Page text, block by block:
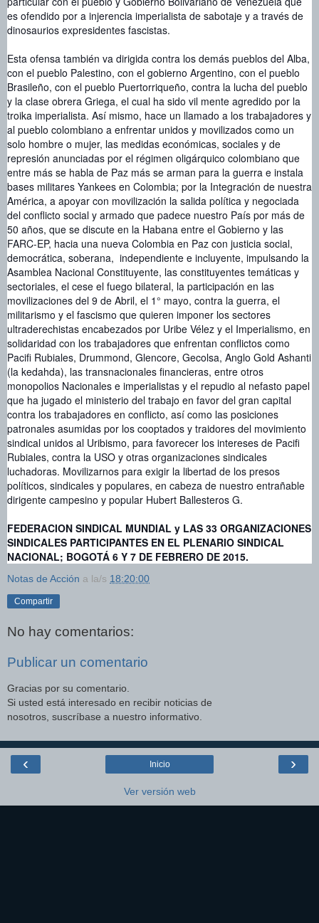
es ofendido por a injerencia imperialista de sabotaje y a través de
dinosaurios expresidentes fascistas.
Esta ofensa también va dirigida contra los demás pueblos del Alba,
con el pueblo Palestino, con el gobierno Argentino, con el pueblo
Brasileño, con el pueblo Puertorriqueño, contra la lucha del pueblo
y la clase obrera Griega, el cual ha sido vil mente agredido por la
troika imperialista. Así mismo, hace un llamado a los trabajadores y
al pueblo colombiano a enfrentar unidos y movilizados como un
solo hombre o mujer, las medidas económicas, sociales y de
represión anunciadas por el régimen oligárquico colombiano que
entre más se habla de Paz más se arman para la guerra e instala
bases militares Yankees en Colombia; por la Integración de nuestra
América, a apoyar con movilización la salida política y negociada
del conflicto social y armado que padece nuestro País por más de
50 años, que se discute en la Habana entre el Gobierno y las
FARC-EP, hacia una nueva Colombia en Paz con justicia social,
democrática, soberana, independiente e incluyente, impulsando la
Asamblea Nacional Constituyente, las constituyentes temáticas y
sectoriales, el cese el fuego bilateral, la participación en las
movilizaciones del 9 de Abril, el 1° mayo, contra la guerra, el
militarismo y el fascismo que quieren imponer los sectores
ultraderechistas encabezados por Uribe Vélez y el Imperialismo, en
solidaridad con los trabajadores que enfrentan conflictos como
Pacifi Rubiales, Drummond, Glencore, Gecolsa, Anglo Gold Ashanti
(la kedahda), las transnacionales financieras, entre otros
monopolios Nacionales e imperialistas y el repudio al nefasto papel
que ha jugado el ministerio del trabajo en favor del gran capital
contra los trabajadores en conflicto, así como las posiciones
patronales asumidas por los cooptados y traidores del movimiento
sindical unidos al Uribismo, para favorecer los intereses de Pacifi
Rubiales, contra la USO y otras organizaciones sindicales
luchadoras. Movilizarnos para exigir la libertad de los presos
políticos, sindicales y populares, en cabeza de nuestro entrañable
dirigente campesino y popular Hubert Ballesteros G.
FEDERACION SINDICAL MUNDIAL y LAS 33 ORGANIZACIONES
SINDICALES PARTICIPANTES EN EL PLENARIO SINDICAL
NACIONAL; BOGOTÁ 6 Y 7 DE FEBRERO DE 2015.
Notas de Acción a la/s 18:20:00
Compartir
No hay comentarios:
Publicar un comentario
Gracias por su comentario.
Si usted está interesado en recibir noticias de
nosotros, suscríbase a nuestro informativo.
‹ ›
Inicio
Ver versión web